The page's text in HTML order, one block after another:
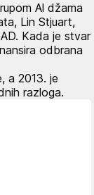
Al džama
Lin Stjuart,
Kada je stvar
odbrana
a 2013. je
razloga.